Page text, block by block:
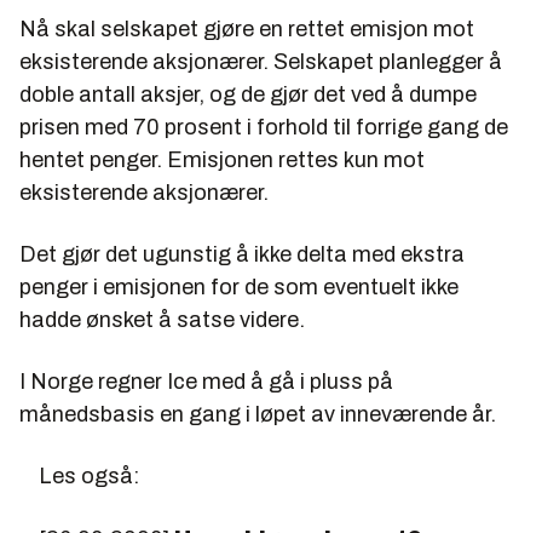
Nå skal selskapet gjøre en rettet emisjon mot
eksisterende aksjonærer. Selskapet planlegger å
doble antall aksjer, og de gjør det ved å dumpe
prisen med 70 prosent i forhold til forrige gang de
hentet penger. Emisjonen rettes kun mot
eksisterende aksjonærer.
Det gjør det ugunstig å ikke delta med ekstra
penger i emisjonen for de som eventuelt ikke
hadde ønsket å satse videre.
I Norge regner Ice med å gå i pluss på
månedsbasis en gang i løpet av inneværende år.
Les også: